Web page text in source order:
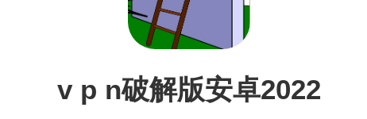
v p n破解版安卓2022